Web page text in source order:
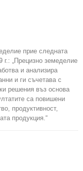
прие следната
„Прецизно земеделие
и анализира
и ги съчетава с
решения въз основа
са повишени
продуктивност,
продукция.“